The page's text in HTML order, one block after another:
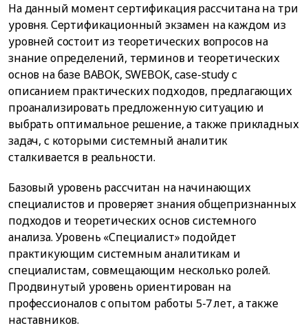
На данный момент сертификация рассчитана на три
уровня. Сертификационный экзамен на каждом из
уровней состоит из теоретических вопросов на
знание определений, терминов и теоретических
основ на базе BABOK, SWEBOK, case-study с
описанием практических подходов, предлагающих
проанализировать предложенную ситуацию и
выбрать оптимальное решение, а также прикладных
задач, с которыми системный аналитик
сталкивается в реальности.
Базовый уровень рассчитан на начинающих
специалистов и проверяет знания общепризнанных
подходов и теоретических основ системного
анализа. Уровень «Специалист» подойдет
практикующим системным аналитикам и
специалистам, совмещающим несколько ролей.
Продвинутый уровень ориентирован на
профессионалов с опытом работы 5-7 лет, а также
наставников.